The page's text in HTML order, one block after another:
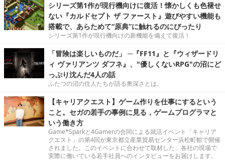
シリーズ第1作が現行機向けに復活！懐かしくも色褪せ
ない『カルドセプト ザ ファースト』遊びやすい機能も
搭載で、あらためて“原典”に触れるのにぴったり
シリーズ第1作が現行機向けの新機能を備えて復活！
「冒険は楽しいものだ」 ─『FF11』と『ウィザードリ
ィ ヴァリアンツ ダフネ』、"優しくないRPG"の沼にど
っぷり沈んだ4人の話
ふたつの沼の住人たちが語る奥深さとは。
【キャリアクエスト】ゲーム作りを仕事にするという
こと。セガの若手の事例に見る，ゲームプログラマと
いう働き方
Game*Sparkと4Gamerの合同による就活イベント「キャリア
クエスト」の第4回が東京都立産業貿易センター浜松町館で開催
されました。このイベントに合わせて取材した、各社の現場で
実際に働いている若手社員へのインタビューをお届けします。